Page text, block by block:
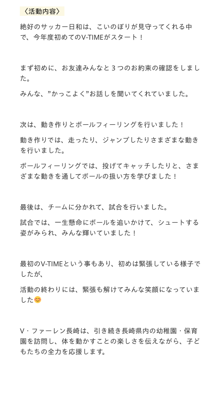
〈活動内容〉
絶好のサッカー日和は、こいのぼりが見守ってくれる中
で、今年度初めてのV-TIMEがスタート！
まず初めに、お友達みんなと３つのお約束の確認をしまし
た。
みんな、”かっこよく”お話しを聞いてくれていました。
次は、動き作りとボールフィーリングを行いました！
動き作りでは、走ったり、ジャンプしたりさまざまな動き
を行いました。
ボールフィーリングでは、投げてキャッチしたりと、さま
ざまな動きを通してボールの扱い方を学びました！
最後は、チームに分かれて、試合を行いました。
試合では、一生懸命にボールを追いかけて、シュートする
姿がみられ、みんな輝いていました！
最初のV-TIMEという事もあり、初めは緊張している様子で
したが、
活動の終わりには、緊張も解けてみんな笑顔になっていま
した
V・ファーレン長崎は、引き続き長崎県内の幼稚園・保育
園を訪問し、体を動かすことの楽しさを伝えながら、子ど
もたちの全力を応援します。